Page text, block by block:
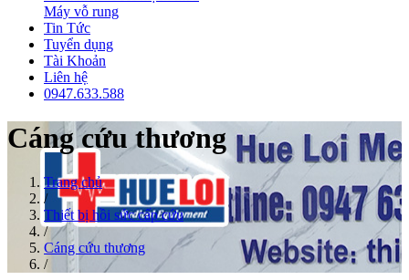
Máy vỗ rung
Tin Tức
Tuyển dụng
Tài Khoản
Liên hệ
0947.633.588
Cáng cứu thương
Trang chủ
/
Thiết bị hồi sức cấp cứu
/
Cáng cứu thương
/